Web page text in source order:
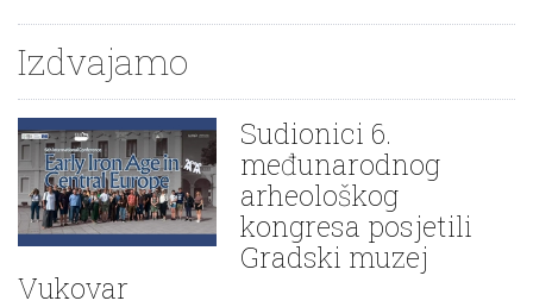
Izdvajamo
Sudionici 6.
međunarodnog
arheološkog
kongresa posjetili
Gradski muzej
Vukovar